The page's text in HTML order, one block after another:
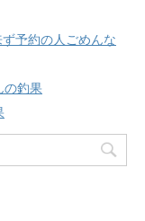
予約の人ごめんな
の釣果